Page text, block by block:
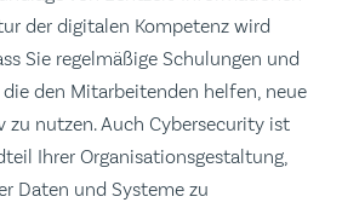
der digitalen Kompetenz wird
Sie regelmäßige Schulungen und
den Mitarbeitenden helfen, neue
nutzen. Auch Cybersecurity ist
Ihrer Organisationsgestaltung,
Daten und Systeme zu